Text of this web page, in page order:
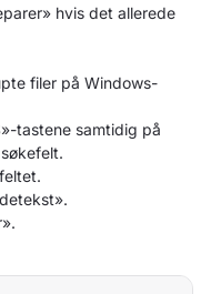
hvis det allerede
filer på Windows-
tastene samtidig på